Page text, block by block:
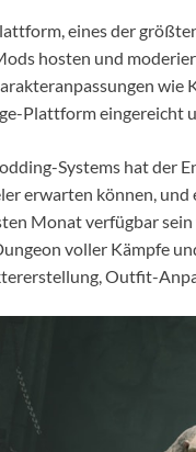
eines der
hosten und
wie
Plattform eingereicht
Systems hat der
erwarten können,
Monat verfügbar
voller Kämpfe
Outfit-